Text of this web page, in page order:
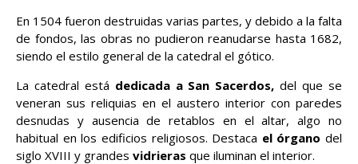
En 1504 fueron destruidas varias partes, y debido a la falta
de fondos, las obras no pudieron reanudarse hasta 1682,
siendo el estilo general de la catedral el gótico.
La catedral está dedicada a San Sacerdos, del que se
veneran sus reliquias en el austero interior con paredes
desnudas y ausencia de retablos en el altar, algo no
habitual en los edificios religiosos. Destaca el órgano del
siglo XVIII y grandes vidrieras que iluminan el interior.